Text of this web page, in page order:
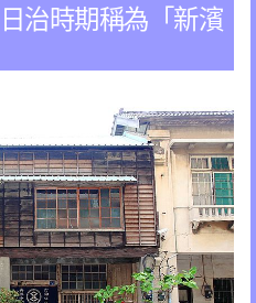
治時期稱為「新濱